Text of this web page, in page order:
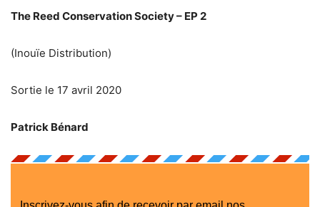
The Reed Conservation Society – EP 2
(Inouïe Distribution)
Sortie le 17 avril 2020
Patrick Bénard